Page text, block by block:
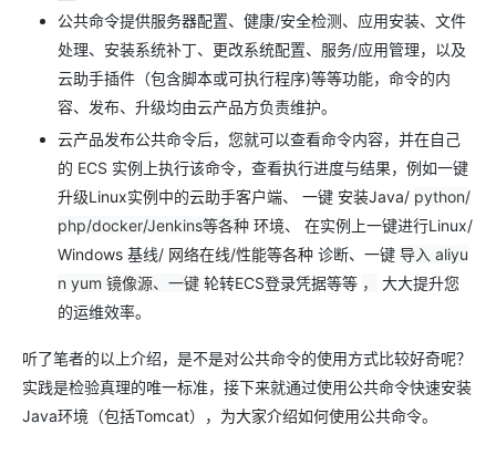
公共命令提供服务器配置、健康/安全检测、应用安装、文件
处理、安装系统补丁、更改系统配置、服务/应用管理，以及
云助手插件（包含脚本或可执行程序)等等功能，命令的内
容、发布、升级均由云产品方负责维护。
云产品发布公共命令后，您就可以查看命令内容，并在自己
的 ECS 实例上执行该命令，查看执行进度与结果，例如一键
升级Linux实例中的云助手客户端、
一键 安装Java/ python/
php/docker/Jenkins等各种 环境、
在实例上一键进行Linux/
Windows 基线/ 网络在线/性能等各种 诊断、一键 导入 aliyu
n yum 镜像源、一键 轮转ECS登录凭据等等 ，
大大提升您
的运维效率。
听了笔者的以上介绍，是不是对公共命令的使用方式比较好奇呢？
实践是检验真理的唯一标准，接下来就通过使用公共命令快速安装
Java环境（包括Tomcat），为大家介绍如何使用公共命令。